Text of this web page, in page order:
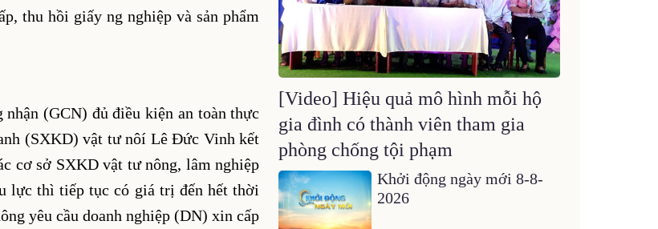
thu hồi giấy ng nghiệp và sản phẩm
nhận (GCN) đủ điều kiện an toàn thực
(SXKD) vật tư nôí Lê Đức Vinh kết
cơ sở SXKD vật tư nông, lâm nghiệp
lực thì tiếp tục có giá trị đến hết thời
yêu cầu doanh nghiệp (DN) xin cấp
[Video] Hiệu quả mô hình mỗi hộ
gia đình có thành viên tham gia
phòng chống tội phạm
Khởi động ngày mới 8-8-
2026